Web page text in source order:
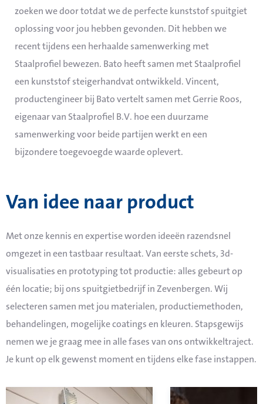
zoeken we door totdat we de perfecte kunststof spuitgiet
oplossing voor jou hebben gevonden. Dit hebben we
recent tijdens een herhaalde samenwerking met
Staalprofiel bewezen. Bato heeft samen met Staalprofiel
een kunststof steigerhandvat ontwikkeld. Vincent,
productengineer bij Bato vertelt samen met Gerrie Roos,
eigenaar van Staalprofiel B.V. hoe een duurzame
samenwerking voor beide partijen werkt en een
bijzondere toegevoegde waarde oplevert.
Van idee naar product
Met onze kennis en expertise worden ideeën razendsnel
omgezet in een tastbaar resultaat. Van eerste schets, 3d-
visualisaties en prototyping tot productie: alles gebeurt op
één locatie; bij ons spuitgietbedrijf in Zevenbergen. Wij
selecteren samen met jou materialen, productiemethoden,
behandelingen, mogelijke coatings en kleuren. Stapsgewijs
nemen we je graag mee in alle fases van ons ontwikkeltraject.
Je kunt op elk gewenst moment en tijdens elke fase instappen.